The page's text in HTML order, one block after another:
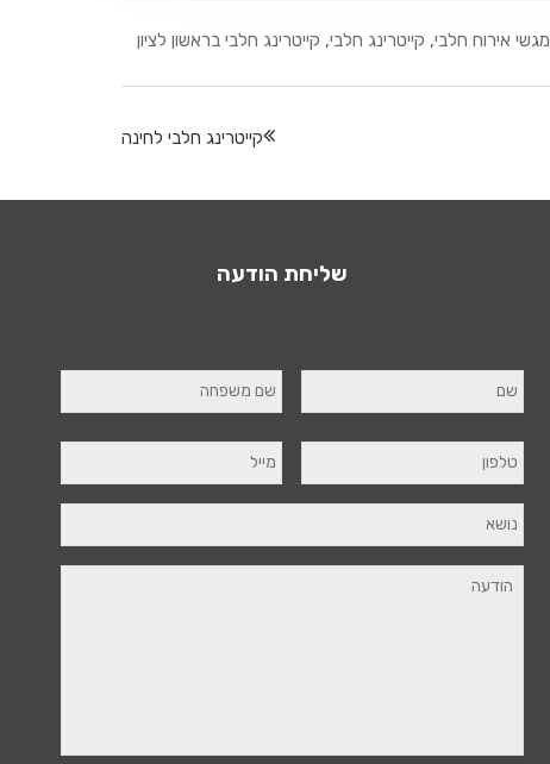
מגשי אירוח חלבי, קייטרינג חלבי, קייטרינג חלבי בראשון לציון
קייטרינג חלבי לחינה
שליחת הודעה